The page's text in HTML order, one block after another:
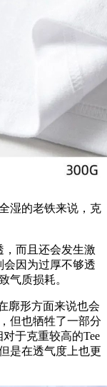
湿的老铁来说，克
而且还会发生激
会因为过厚不够透
气质损耗。
廓形方面来说也会
但也牺牲了一部分
于克重较高的Tee
是在透气度上也更